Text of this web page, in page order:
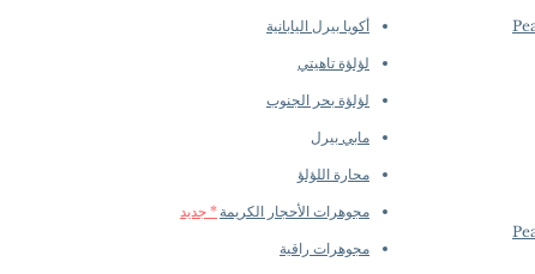
أكويا بيرل اليابانية
لؤلؤة تاهيتي
لؤلؤة بحر الجنوب
مابي بيرل
محارة اللؤلؤ
مجوهرات الأحجار الكريمة * جديد
مجوهرات راقية